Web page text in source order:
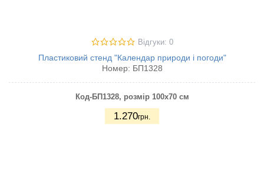
Відгуки: 0
Пластиковий стенд "Календар природи і погоди"
Номер: БП1328
Код-БП1328, розмір 100х70 см
1.270грн.